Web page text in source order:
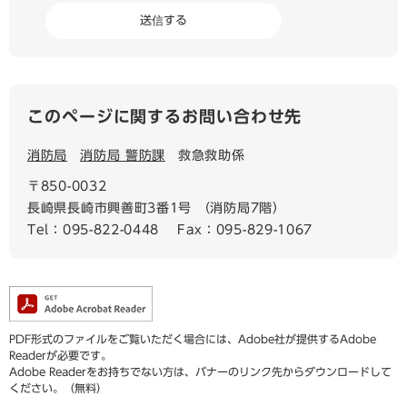
このページに関するお問い合わせ先
消防局 消防局 警防課 救急救助係
〒850-0032
長崎県長崎市興善町3番1号 （消防局7階）
Tel：095-822-0448
Fax：095-829-1067
PDF形式のファイルをご覧いただく場合には、Adobe社が提供するAdobe
Readerが必要です。
Adobe Readerをお持ちでない方は、バナーのリンク先からダウンロードして
ください。（無料）